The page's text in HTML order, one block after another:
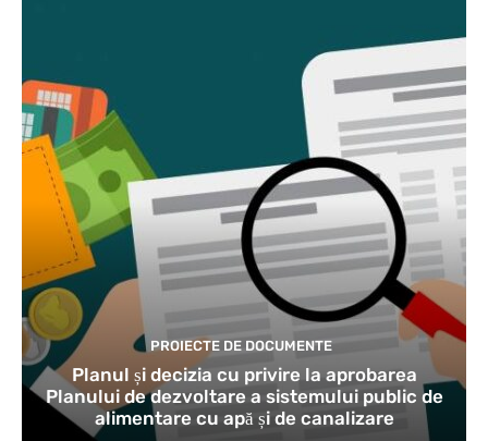
PROIECTE DE DOCUMENTE
Planul și decizia cu privire la aprobarea
Planului de dezvoltare a sistemului public de
alimentare cu apă și de canalizare